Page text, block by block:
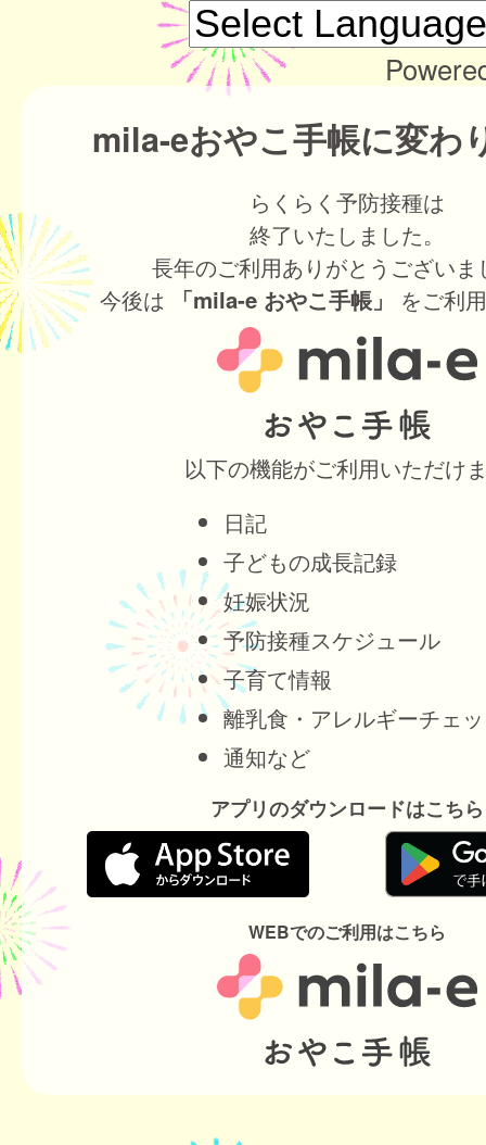
mila-eおやこ手帳に変わ
らくらく予防接種は
終了いたしました。
長年のご利用ありがとうございま
今後は
「mila-e おやこ手帳」 をご利
以下の機能がご利用いただけ
日記
子どもの成長記録
妊娠状況
予防接種スケジュール
子育て情報
離乳食・アレルギーチェ
通知など
アプリのダウンロードはこちら
WEBでのご利用はこちら